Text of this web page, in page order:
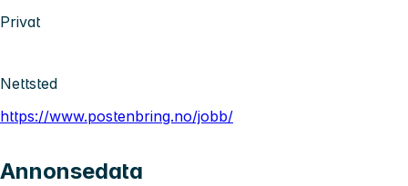
Privat
Nettsted
https://www.postenbring.no/jobb/
Annonsedata